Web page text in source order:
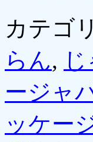
カテゴ
らん,
ージャ
ッケー